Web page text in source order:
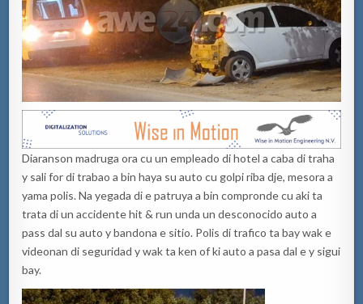
Diaranson madruga ora cu un empleado di hotel a caba di traha
y sali for di trabao a bin haya su auto cu golpi riba dje, mesora a
yama polis. Na yegada di e patruya a bin compronde cu aki ta
trata di un accidente hit & run unda un desconocido auto a
pass dal su auto y bandona e sitio. Polis di trafico ta bay wak e
videonan di seguridad y wak ta ken of ki auto a pasa dal e y sigui
bay.